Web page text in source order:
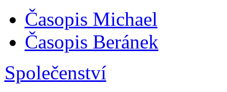
Časopis Michael
Časopis Beránek
Společenství